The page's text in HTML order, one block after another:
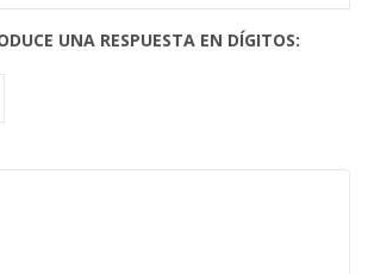
UNA RESPUESTA EN DÍGITOS: